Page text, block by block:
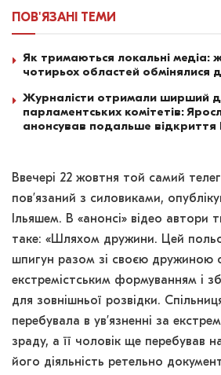
ПОВ'ЯЗАНІ ТЕМИ
Як тримаються локальні медіа:
чотирьох областей обмінялися
Журналісти отримали ширший
парламентських комітетів:
анонсував подальше відкриття
Ввечері 22 жовтня той самий
пов’язаний з силовиками,
Ільяшем. В «анонсі» відео автори
таке: «Шляхом дружини. Цей
шпигун разом зі своєю дружиною
екстремістським формуванням і
для зовнішньої розвідки.
перебувала в ув’язненні за
зраду, а її чоловік ще перебував
його діяльність ретельно